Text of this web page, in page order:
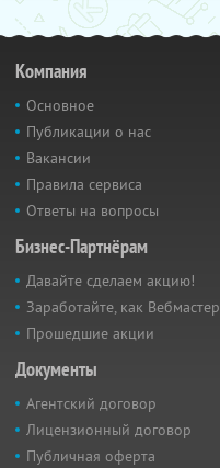
Компания
Основное
Публикации о нас
Вакансии
Правила сервиса
Ответы на вопросы
Бизнес-Партнёрам
Давайте сделаем акцию!
Заработайте, как Вебмастер
Прошедшие акции
Документы
Агентский договор
Лицензионный договор
Публичная оферта